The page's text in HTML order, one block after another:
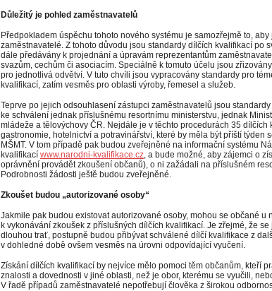
Důležitý je pohled zaměstnavatelů
Předpokladem úspěchu tohoto nového systému je samozřejmě to, aby
zaměstnavatelé. Z tohoto důvodu jsou standardy dílčích kvalifikací po
dále předávány k projednání a úpravám reprezentantům
svazům, cechům či asociacím. Speciálně k tomuto účelu jsou
pro jednotlivá odvětví. V tuto chvíli jsou vypracovány standardy pro
kvalifikací, zatím vesměs pro oblasti výroby, řemesel a služeb.
Teprve po jejich odsouhlasení zástupci zaměstnavatelů jsou
ke schválení jednak příslušnému resortnímu ministerstvu, jednak
mládeže a tělovýchovy ČR. Nejdále je v těchto procedurách 35 dílčích
gastronomie, hotelnictví a potravinářství, které by měla být příští týden
MŠMT. V tom případě pak budou zveřejněné na informační systému
kvalifikací www.narodni-kvalifikace.cz, a bude možné, aby zájemci o
oprávnění provádět zkoušení občanů), o ni zažádali na příslušném
Podrobnosti žádosti ještě budou zveřejněné.
Zkoušet budou „autorizované osoby“
Jakmile pak budou existovat autorizované osoby, mohou se občané u
k vykonávání zkoušek z příslušných dílčích kvalifikací. Je zřejmé, že
dlouhou trať, postupně budou přibývat schválené dílčí kvalifikace z
v dohledné době ovšem vesměs na úrovni odpovídající vyučení.
Získání dílčích kvalifikací by nejvíce mělo pomoci těm občanům, kteří
znalosti a dovednosti v jiné oblasti, než je obor, kterému se vyučili,
V řadě případů zaměstnavatelé nepotřebují člověka z širokou